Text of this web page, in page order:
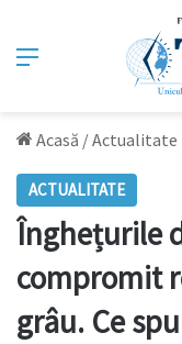
Meniu
Acasă /Actualitate
ACTUALITATE
Înghețurile
compromit
grâu. Ce